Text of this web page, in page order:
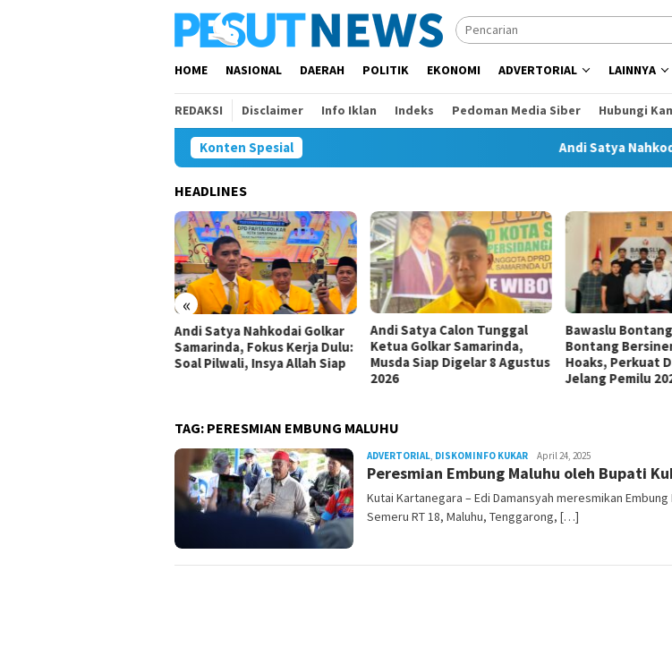
HOME NASIONAL DAERAH POLITIK EKONOMI ADVERTORIAL LAINNYA
REDAKSI Disclaimer Info Iklan Indeks Pedoman Media Siber Hubungi
Konten Spesial Andi Satya Nahkodai
HEADLINES
«
Andi Satya Calon Tunggal
Ketua Golkar Samarinda,
Musda Siap Digelar 8 Agustus
Bawaslu Bontang dan JMSI
Bontang Bersinergi Lawan
Hoaks, Perkuat Demokrasi
Jelang Pemilu 2029
Komisi IV
Investigasi
Dugaan
TAG: PERESMIAN EMBUNG MALUHU
ADVERTORIAL, DISKOMINFO KUKAR Admin
Pesut
April 24, 2025
Peresmian Embung Maluhu oleh Bupati
Kutai Kartanegara – Edi Damansyah meresmikan Embung
Semeru RT 18, Maluhu, Tenggarong, […]